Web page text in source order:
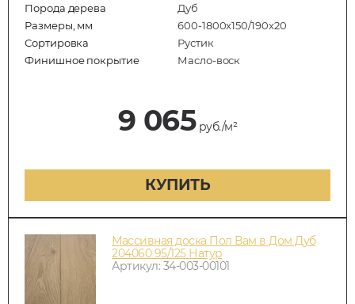
Порода дерева
Дуб
Размеры, мм
600-1800x150/190x20
Сортировка
Рустик
Финишное покрытие
Масло-воск
9 065руб./м²
КУПИТЬ
Массивная доска Пол Вам в Дом Дуб
204060 95/125 Натур
Артикул: 34-003-00101